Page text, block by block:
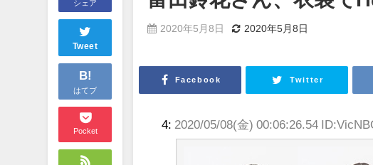
ふぇどみ！ / 【悲報】呪術廻戦、視聴率5.1%
ふぇどみ！ / 【画像】スポ－ツキャスターお姉さん・ハメまくりだったｗｗｗｗｗｗｗｗｗ
ふぇどみ！ / 【悲報】母「裕福な過程が高学歴になるとか大嘘。教育に金をかけまくった
Powered by livedoor 相互RSS
シェア
Tweet
B!
はてブ
Pocket
2020年5月8日 2020年5月8日
Facebook Twitter
4: 2020/05/08(金) 00:06:26.54